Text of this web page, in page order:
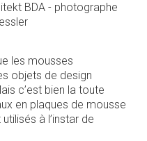
BDA - photographe
les mousses
objets de design
c’est bien la toute
en plaques de mousse
à l’instar de